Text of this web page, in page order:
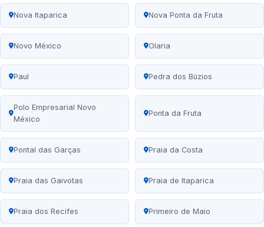
Nova Itaparica Nova Ponta da Fruta
Novo México Olaria
Paul Pedra dos Búzios
Polo Empresarial Novo
México
Ponta da Fruta
Pontal das Garças Praia da Costa
Praia das Gaivotas Praia de Itaparica
Praia dos Recifes Primeiro de Maio